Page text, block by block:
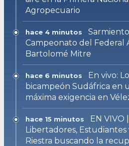
Agropecuario
hace 4 minutos
Campeonato del Federal
Bartolomé Mitre
hace 6 minutos
En vivo:
bicampeón Sudáfrica en
máxima exigencia en
hace 15 minutos
EN VIVO
Libertadores, Estudiantes
Riestra buscando la